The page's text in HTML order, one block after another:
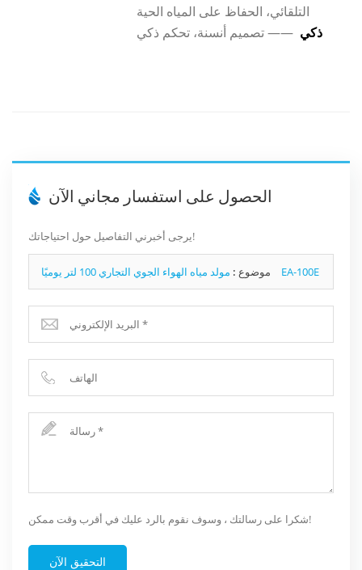
ذكي —— تصميم أنسنة، تحكم ذكي
الحصول على استفسار مجاني الآن
يرجى أخبرني التفاصيل حول احتياجاتك!
موضوع : مولد مياه الهواء الجوي التجاري 100 لتر يوميًا EA-100E
شكرا على رسالتك ، وسوف نقوم بالرد عليك في أقرب وقت ممكن!
التحقيق الآن